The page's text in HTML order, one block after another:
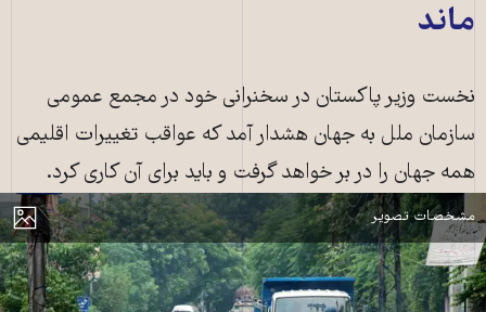
ماند
نخست وزیر پاکستان در سخنرانی خود در مجمع عمومی
سازمان ملل به جهان هشدار آمد که عواقب تغییرات اقلیمی
همه جهان را در بر خواهد گرفت و باید برای آن کاری کرد.
نمایش
مشخصات تصویر
سیل در پاکستان ـ عکس از شاتراستاک